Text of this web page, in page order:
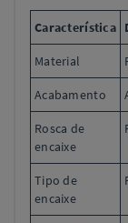
Característica
Material
Acabamento
Rosca de
encaixe
Tipo de
encaixe